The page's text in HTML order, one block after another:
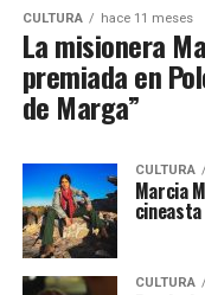
CULTURA hace 11 meses
La misionera
premiada en
de Marga”
CULTURA
Marcia
CULTURA